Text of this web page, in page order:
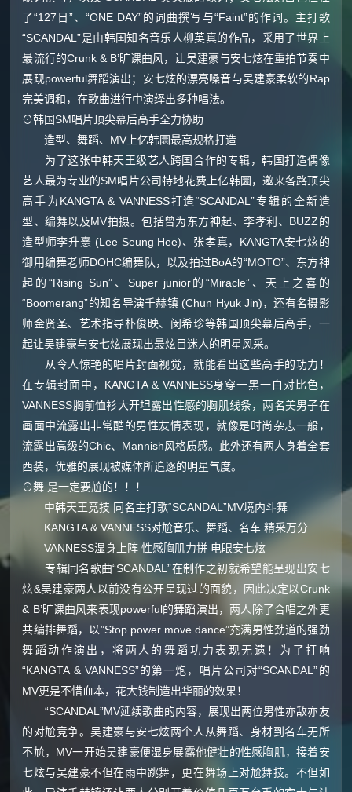
了“127日”、“ONE DAY”的词曲撰写与“Faint”的作词。主打歌
“SCANDAL”是由韩国知名音乐人柳英真的作品，采用了世界上
最流行的Crunk & B’旷课曲风，让吴建豪与安七炫在重拍节奏中
展现powerful舞蹈演出；安七炫的漂亮嗓音与吴建豪柔软的Rap
完美调和，在歌曲进行中演绎出多种唱法。
⊙韩国SM唱片顶尖幕后高手全力协助
造型、舞蹈、MV上亿韩圜最高规格打造
为了这张中韩天王级艺人跨国合作的专辑，韩国打造偶像
艺人最为专业的SM唱片公司特地花费上亿韩圜，邀来各路顶尖
高手为KANGTA & VANNESS打造“SCANDAL”专辑的全新造
型、编舞以及MV拍摄。包括曾为东方神起、李孝利、BUZZ的
造型师李升憙 (Lee Seung Hee)、张孝真，KANGTA安七炫的
御用编舞老师DOHC编舞队，以及拍过BoA的“MOTO”、东方神
起的“Rising Sun”、Super junior的“Miracle”、天上之喜的
“Boomerang”的知名导演千赫镇 (Chun Hyuk Jin)，还有名摄影
师金贤圣、艺术指导朴俊映、闵希珍等韩国顶尖幕后高手，一
起让吴建豪与安七炫展现出最炫目迷人的明星风采。
从令人惊艳的唱片封面视觉，就能看出这些高手的功力！
在专辑封面中，KANGTA & VANNESS身穿一黑一白对比色，
VANNESS胸前恤衫大开坦露出性感的胸肌线条，两名美男子在
画面中流露出非常酷的男性友情表现，就像是时尚杂志一般，
流露出高级的Chic、Mannish风格质感。此外还有两人身着全套
西装，优雅的展现被媒体所追逐的明星气度。
⊙舞 是一定要尬的！！！
中韩天王竞技 同名主打歌“SCANDAL”MV境内斗舞
KANGTA & VANNESS对尬音乐、舞蹈、名车 精采万分
VANNESS湿身上阵 性感胸肌力拼 电眼安七炫
专辑同名歌曲“SCANDAL”在制作之初就希望能呈现出安七
炫&吴建豪两人以前没有公开呈现过的面貌，因此决定以Crunk
& B’旷课曲风来表现powerful的舞蹈演出，两人除了合唱之外更
共编排舞蹈，以”Stop power move dance”充满男性劲道的强劲
舞蹈动作演出，将两人的舞蹈功力表现无遗！为了打响
“KANGTA & VANNESS”的第一炮，唱片公司对“SCANDAL”的
MV更是不惜血本，花大钱制造出华丽的效果！
“SCANDAL”MV延续歌曲的内容，展现出两位男性亦敌亦友
的对尬竞争。吴建豪与安七炫两个人从舞蹈、身材到名车无所
不尬，MV一开始吴建豪便湿身展露他健壮的性感胸肌，接着安
七炫与吴建豪不但在雨中跳舞，更在舞场上对尬舞技。不但如